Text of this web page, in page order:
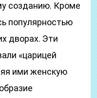
созданию. Кроме
популярностью
дворах. Эти
«царицей
ими женскую